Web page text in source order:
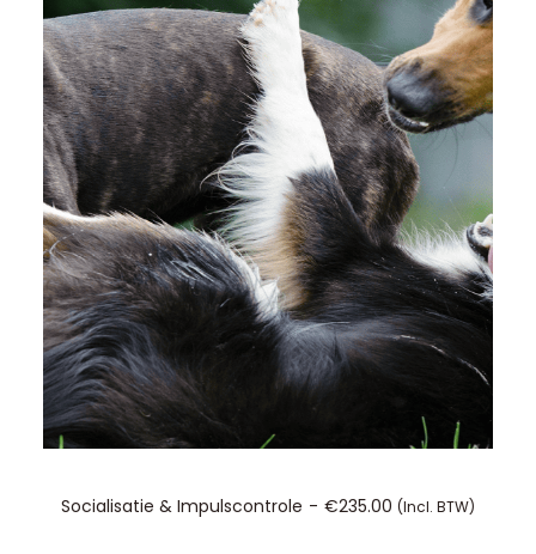
TOEVOEGEN AAN WINKELWAGEN
Socialisatie & Impulscontrole €235.00 (incl. BTW)